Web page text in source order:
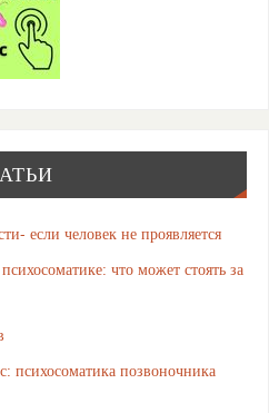
если человек не проявляется
что может стоять за
психосоматика позвоночника